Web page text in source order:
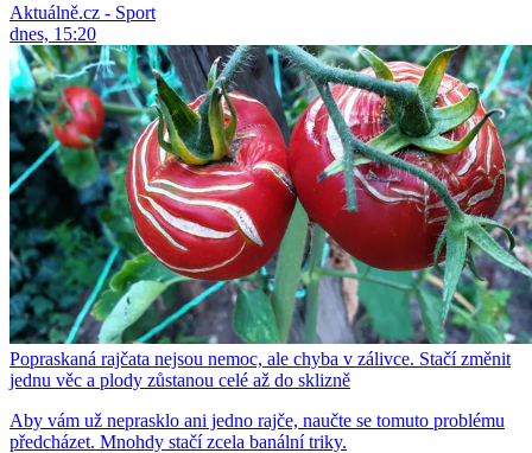
Aktuálně.cz - Sport
dnes, 15:20
Popraskaná rajčata nejsou nemoc, ale chyba v zálivce. Stačí změnit
jednu věc a plody zůstanou celé až do sklizně
Aby vám už neprasklo ani jedno rajče, naučte se tomuto problému
předcházet. Mnohdy stačí zcela banální triky.